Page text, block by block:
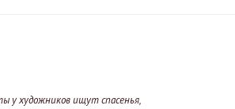
у художников ищут спасенья,